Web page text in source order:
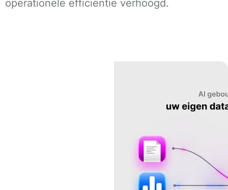
operationele efficiëntie verhoogd.